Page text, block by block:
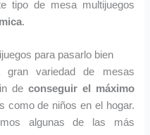
tipo de mesa multijuegos
.
para pasarlo bien
gran variedad de mesas
de conseguir el máximo
como de niños en el hogar.
algunas de las más